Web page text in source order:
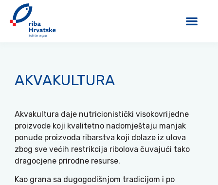
AKVAKULTURA
Akvakultura daje nutricionistički visokovrijedne
proizvode koji kvalitetno nadomještaju manjak
ponude proizvoda ribarstva koji dolaze iz ulova
zbog sve većih restrikcija ribolova čuvajući tako
dragocjene prirodne resurse.
Kao grana sa dugogodišnjom tradicijom i po